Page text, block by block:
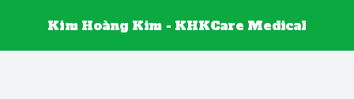
Kim Hoàng Kim - KHKCare Medical